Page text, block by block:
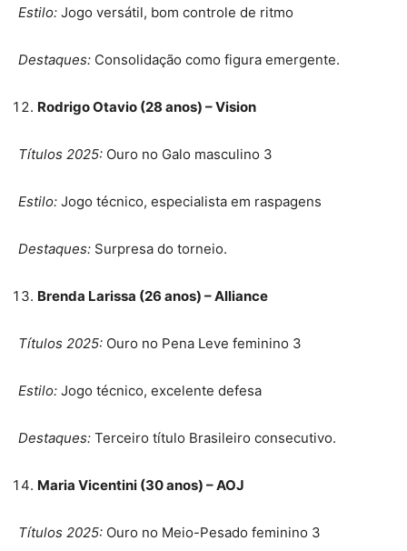
Estilo: Jogo versátil, bom controle de ritmo
Destaques: Consolidação como figura emergente.
Rodrigo Otavio (28 anos) – Vision
Títulos 2025: Ouro no Galo masculino 3
Estilo: Jogo técnico, especialista em raspagens
Destaques: Surpresa do torneio.
Brenda Larissa (26 anos) – Alliance
Títulos 2025: Ouro no Pena Leve feminino 3
Estilo: Jogo técnico, excelente defesa
Destaques: Terceiro título Brasileiro consecutivo.
Maria Vicentini (30 anos) – AOJ
Títulos 2025: Ouro no Meio-Pesado feminino 3